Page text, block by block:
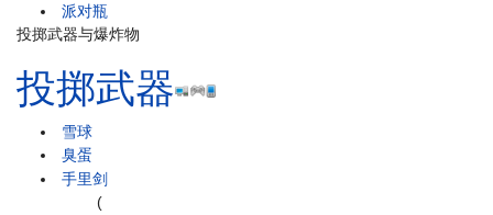
派对瓶
投掷武器与爆炸物
投掷武器
雪球
臭蛋
手里剑
(